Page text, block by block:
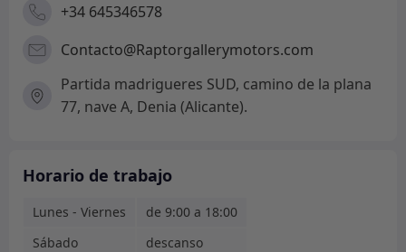
+34 645346578
Contacto@Raptorgallerymotors.com
Partida madrigueres SUD, camino de la plana
77, nave A, Denia (Alicante).
Horario de trabajo
Lunes - Viernes
de 9:00 a 18:00
Sábado
descanso